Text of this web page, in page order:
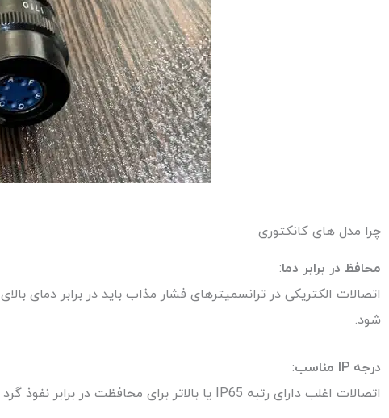
چرا مدل های کانکتوری
محافظ در برابر دما:
اتصالات الکتریکی در ترانسمیترهای فشار مذاب باید در برابر دمای
شود.
درجه IP مناسب
:
اتصالات اغلب دارای رتبه IP65 یا بالاتر برای محافظت در برابر نفوذ گرد و غبار و رطوبت در تنظیمات صنعتی هستند.